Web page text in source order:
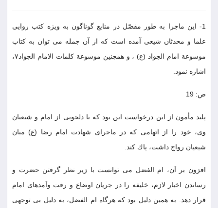
1- اين ماجرا به طور مفصّل در منابع گوناگون به ويژه كتب روايى
علما و محدثان شيعى آمده است كه از آن جمله مى توان به كتاب
موسوعة امام الجواد (ع) ، و همچنين موسوعة كلمات الامام الجواد٧،
اشاره نمود.
ص: 19
پليد مأمون از اين درخواست اين بود كه با دلجويى از امام و شيعيان
وى، خود را از اتهامى كه در ماجراى شهادت امام رضا (ع) ميان
شيعيان رواج داشت، پاك كند.
افزون بر آن، ام الفضل مى توانست با زير نظر گرفتن حضرت و
رساندن اخبار لازم، خليفه را در جريان اوضاع و رفت وآمدهاى امام
قرار دهد. به همين دليل بود كه هرگاه ام الفضل، به دليل بى توجهى